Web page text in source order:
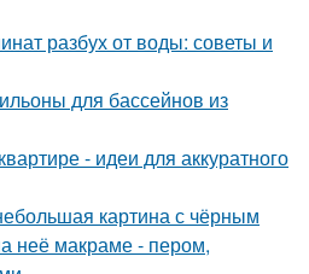
разбух от воды: советы и
для бассейнов из
- идеи для аккуратного
картина с чёрным
неё макраме - пером,